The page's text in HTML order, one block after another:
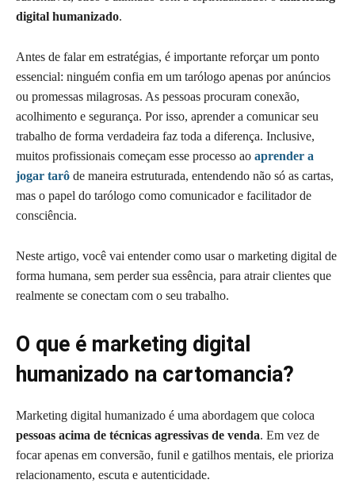
digital humanizado.
Antes de falar em estratégias, é importante reforçar um ponto
essencial: ninguém confia em um tarólogo apenas por anúncios
ou promessas milagrosas. As pessoas procuram conexão,
acolhimento e segurança. Por isso, aprender a comunicar seu
trabalho de forma verdadeira faz toda a diferença. Inclusive,
muitos profissionais começam esse processo ao aprender a
jogar tarô de maneira estruturada, entendendo não só as cartas,
mas o papel do tarólogo como comunicador e facilitador de
consciência.
Neste artigo, você vai entender como usar o marketing digital de
forma humana, sem perder sua essência, para atrair clientes que
realmente se conectam com o seu trabalho.
O que é marketing digital
humanizado na cartomancia?
Marketing digital humanizado é uma abordagem que coloca
pessoas acima de técnicas agressivas de venda. Em vez de
focar apenas em conversão, funil e gatilhos mentais, ele prioriza
relacionamento, escuta e autenticidade.